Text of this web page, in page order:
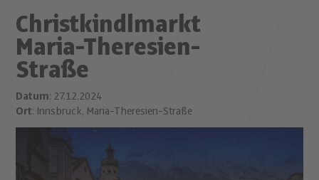
Christkindlmarkt
Maria-Theresien-
Straße
Datum: 27.12.2024
Ort: Innsbruck, Maria-Theresien-Straße